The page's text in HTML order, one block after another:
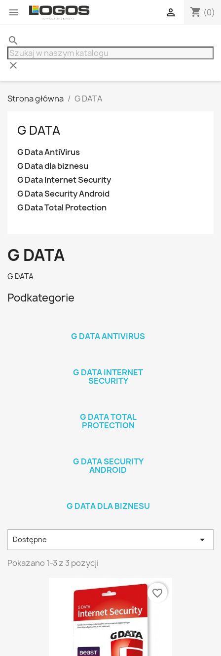
 shopping_cart (0)

search
clear
Strona główna G DATA
G DATA
G Data AntiVirus
G Data dla biznesu
G Data Internet Security
G Data Security Android
G Data Total Protection
G DATA
G DATA
Podkategorie
G DATA ANTIVIRUS
G DATA INTERNET
SECURITY
G DATA TOTAL
PROTECTION
G DATA SECURITY
ANDROID
G DATA DLA BIZNESU
Dostępne 
Pokazano 1-3 z 3 pozycji
favorite_border